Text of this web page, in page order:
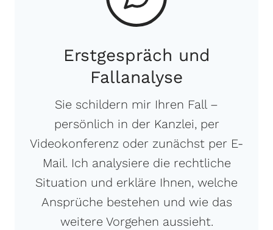
Erstgespräch und
Fallanalyse
Sie schildern mir Ihren Fall –
persönlich in der Kanzlei, per
Videokonferenz oder zunächst per E-
Mail. Ich analysiere die rechtliche
Situation und erkläre Ihnen, welche
Ansprüche bestehen und wie das
weitere Vorgehen aussieht.